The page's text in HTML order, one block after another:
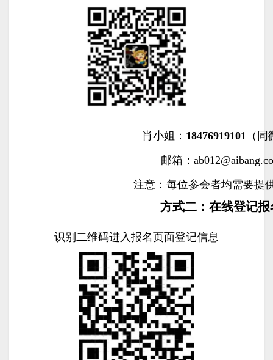
肖小姐： 18476919101 （
邮箱：
注意：每位参会者均需要提
方式二：在线登记报
识别二维码进入报名页面登记信息